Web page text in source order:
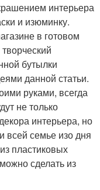
интерьера
и изюминку.
в готовом
бутылки
данной статьи.
руками, всегда
не только
интерьера, но
всей семье изо дня
пластиковых
сделать из